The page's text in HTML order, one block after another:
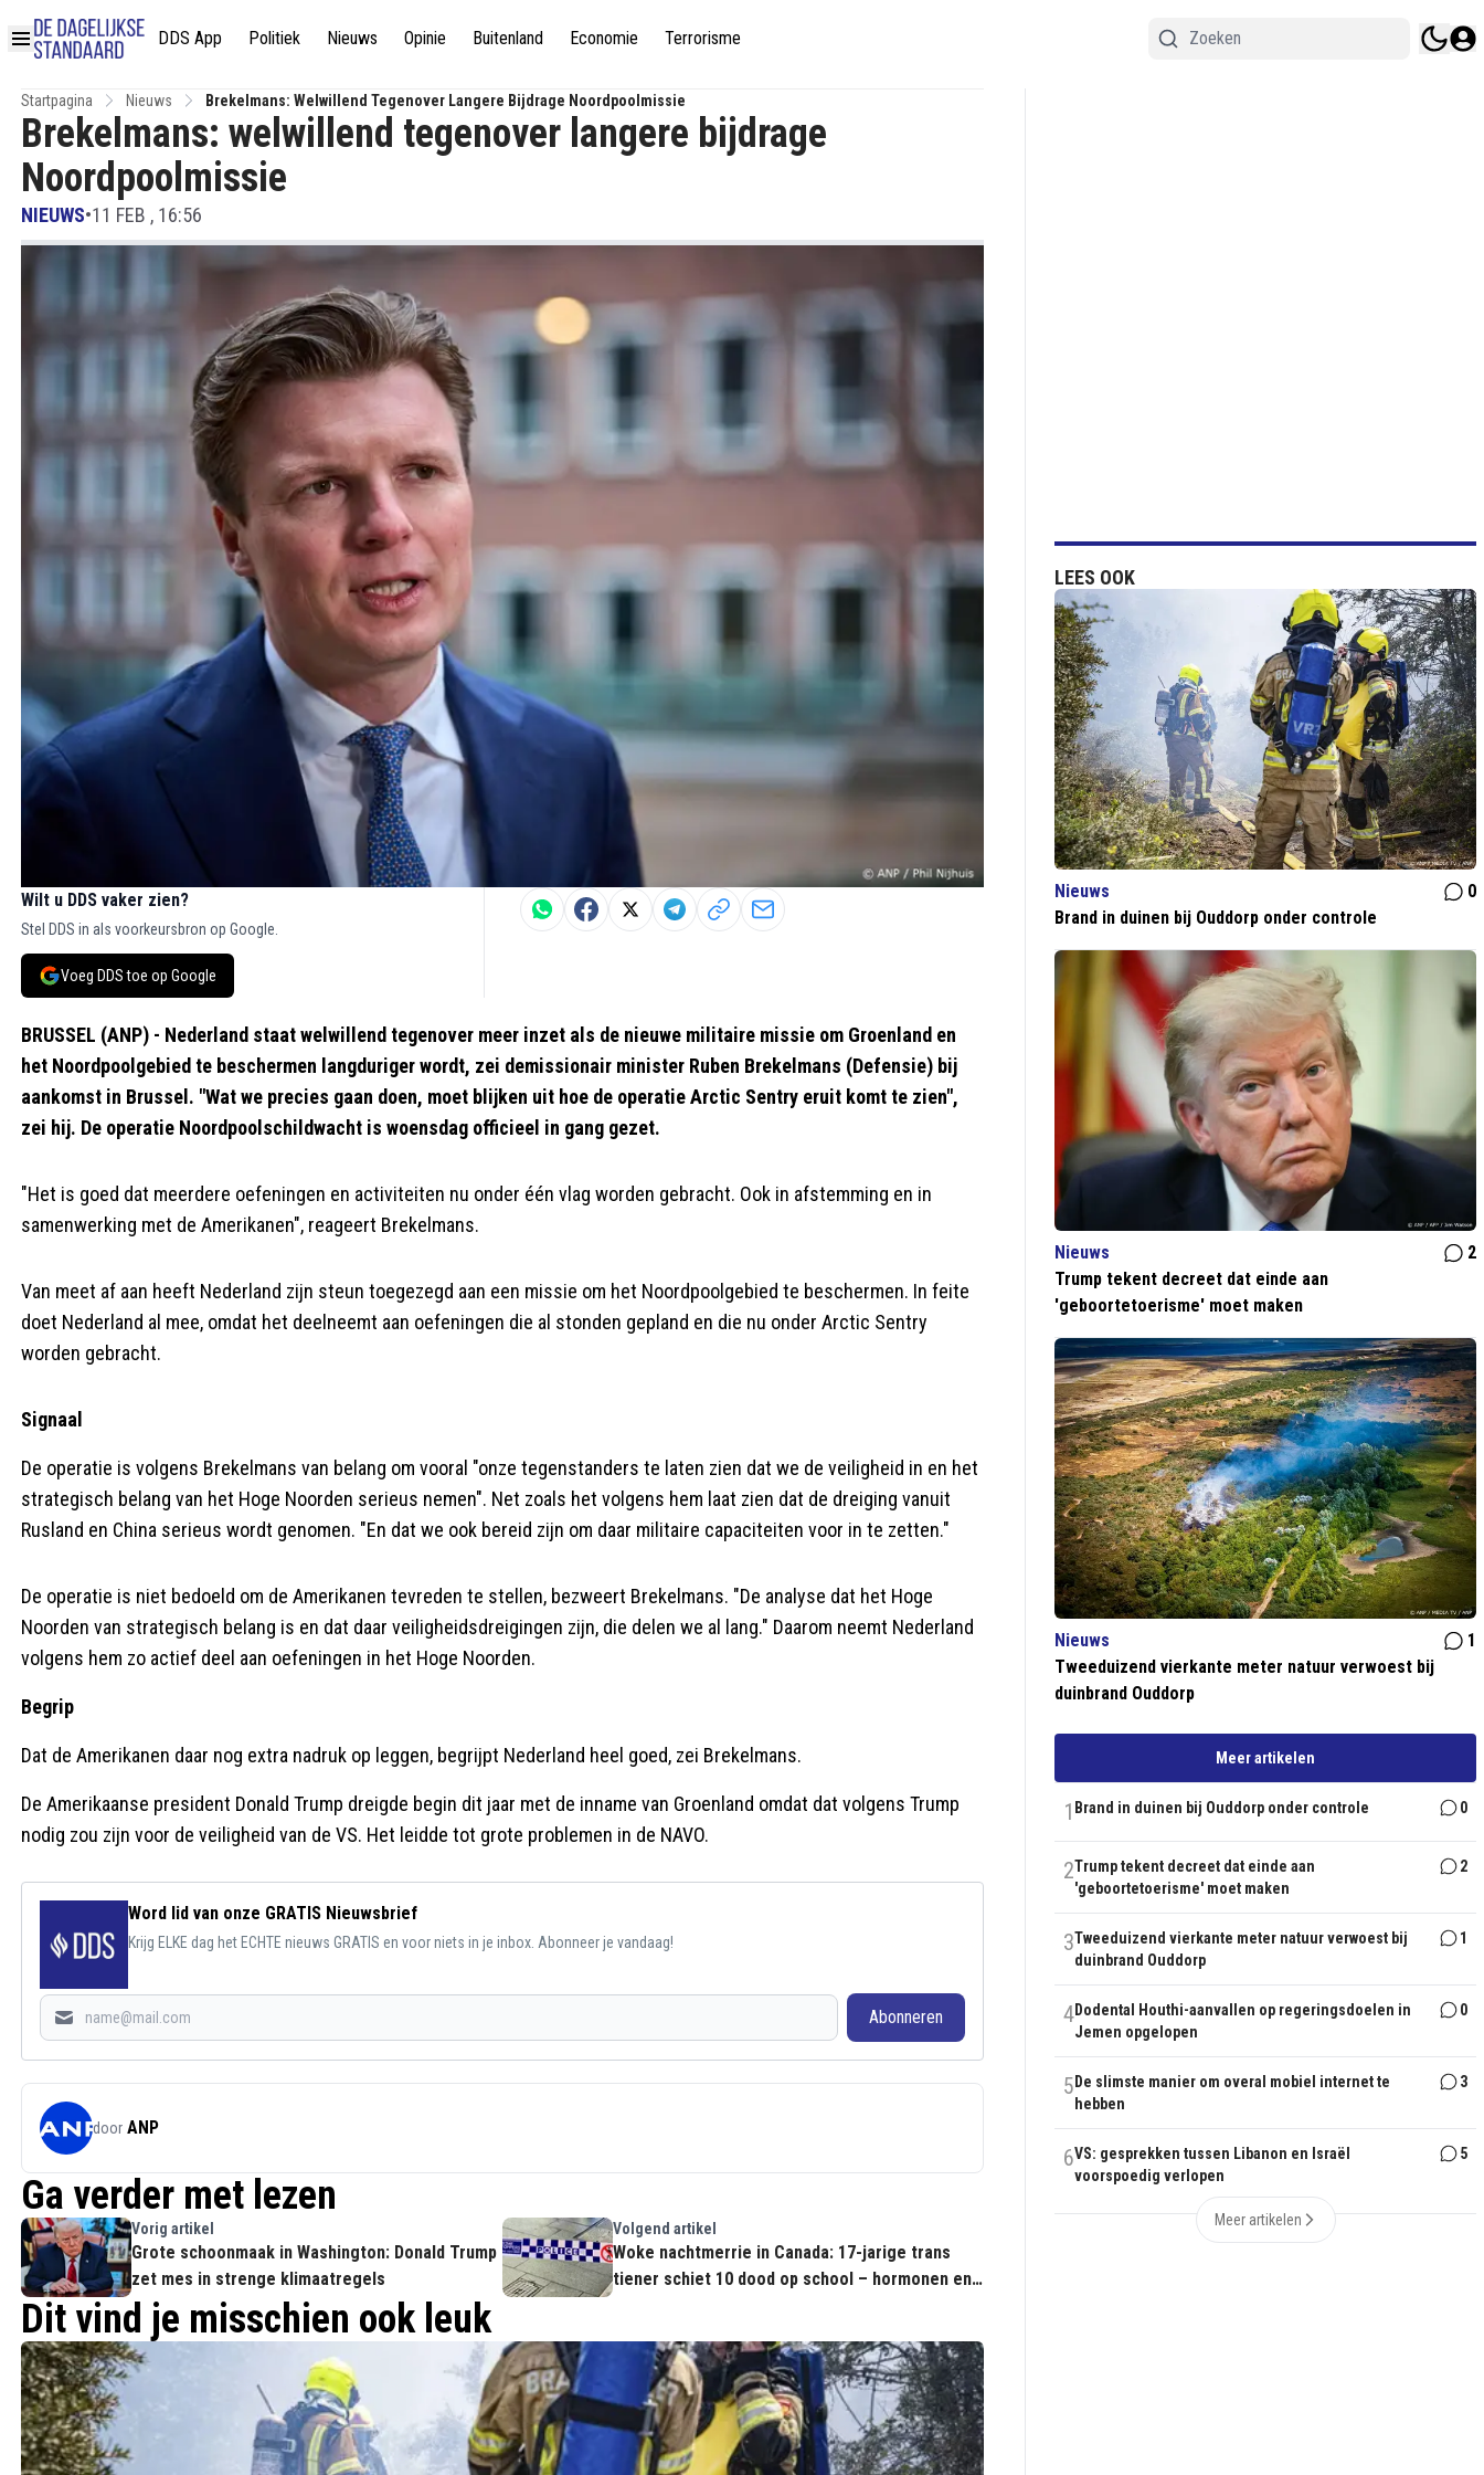
DDS App Politiek Nieuws Opinie Buitenland Economie Terrorisme
Startpagina Nieuws Brekelmans: Welwillend Tegenover Langere Bijdrage Noordpoolmissie
Brekelmans: welwillend tegenover langere bijdrage
Noordpoolmissie
NIEUWS•11 FEB , 16:56
Wilt u DDS vaker zien?
Stel DDS in als voorkeursbron op Google.
Voeg DDS toe op Google
BRUSSEL (ANP) - Nederland staat welwillend tegenover meer inzet als de nieuwe militaire missie om Groenland en
het Noordpoolgebied te beschermen langduriger wordt, zei demissionair minister Ruben Brekelmans (Defensie) bij
aankomst in Brussel. "Wat we precies gaan doen, moet blijken uit hoe de operatie Arctic Sentry eruit komt te zien",
zei hij. De operatie Noordpoolschildwacht is woensdag officieel in gang gezet.
"Het is goed dat meerdere oefeningen en activiteiten nu onder één vlag worden gebracht. Ook in afstemming en in
samenwerking met de Amerikanen", reageert Brekelmans.
Van meet af aan heeft Nederland zijn steun toegezegd aan een missie om het Noordpoolgebied te beschermen. In feite
doet Nederland al mee, omdat het deelneemt aan oefeningen die al stonden gepland en die nu onder Arctic Sentry
worden gebracht.
Signaal
De operatie is volgens Brekelmans van belang om vooral "onze tegenstanders te laten zien dat we de veiligheid in en het
strategisch belang van het Hoge Noorden serieus nemen". Net zoals het volgens hem laat zien dat de dreiging vanuit
Rusland en China serieus wordt genomen. "En dat we ook bereid zijn om daar militaire capaciteiten voor in te zetten."
De operatie is niet bedoeld om de Amerikanen tevreden te stellen, bezweert Brekelmans. "De analyse dat het Hoge
Noorden van strategisch belang is en dat daar veiligheidsdreigingen zijn, die delen we al lang." Daarom neemt Nederland
volgens hem zo actief deel aan oefeningen in het Hoge Noorden.
Begrip
Dat de Amerikanen daar nog extra nadruk op leggen, begrijpt Nederland heel goed, zei Brekelmans.
De Amerikaanse president Donald Trump dreigde begin dit jaar met de inname van Groenland omdat dat volgens Trump
nodig zou zijn voor de veiligheid van de VS. Het leidde tot grote problemen in de NAVO.
Word lid van onze GRATIS Nieuwsbrief
Krijg ELKE dag het ECHTE nieuws GRATIS en voor niets in je inbox. Abonneer je vandaag!
Abonneren
door ANP
Ga verder met lezen
Vorig artikel
Grote schoonmaak in Washington: Donald Trump
zet mes in strenge klimaatregels
Volgend artikel
Woke nachtmerrie in Canada: 17-jarige trans
tiener schiet 10 dood op school – hormonen en
Dit vind je misschien ook leuk
LEES OOK
Nieuws
0
Brand in duinen bij Ouddorp onder controle
Nieuws
2
Trump tekent decreet dat einde aan
'geboortetoerisme' moet maken
Nieuws
1
Tweeduizend vierkante meter natuur verwoest bij
duinbrand Ouddorp
Meer artikelen
1 Brand in duinen bij Ouddorp onder controle 0
2Trump tekent decreet dat einde aan
'geboortetoerisme' moet maken
2
3Tweeduizend vierkante meter natuur verwoest bij
duinbrand Ouddorp
1
4Dodental Houthi-aanvallen op regeringsdoelen in
Jemen opgelopen
0
5 De slimste manier om overal mobiel internet te
hebben
3
6VS: gesprekken tussen Libanon en Israël
voorspoedig verlopen
5
Meer artikelen